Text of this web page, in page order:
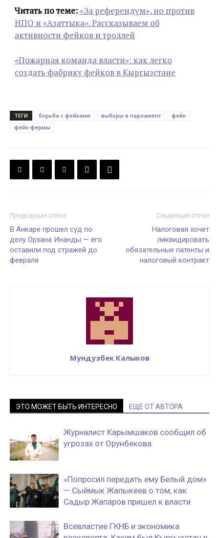
Читать по теме:«За референдум», но против
НПО и «Азаттыка». Рассказываем об
активности фейков и троллей
«Пожарная команда власти»: как легко
создать фабрику фейков в Кыргызстане
ТЕГИ борьба с фейками выборы в парламент
фейк
фейк-фермы
Предыдущая статья
В Анкаре прошел суд по
делу Орхана Инанды — его
оставили под стражей до
февраля
Следующая статья
Налоговая хочет
ликвидировать
обязательные патенты и
налоговый контракт
Мундузбек Калыков
ЭТО МОЖЕТ БЫТЬ ИНТЕРЕСНО ЕЩЕ ОТ АВТОРА
Журналист Карымшаков сообщил об
угрозах от Орунбекова
«Попросил передать ему Белый дом»
— Сыймык Жапыкеев о том, как
Садыр Жапаров пришел к власти
Всевластие ГКНБ и экономика